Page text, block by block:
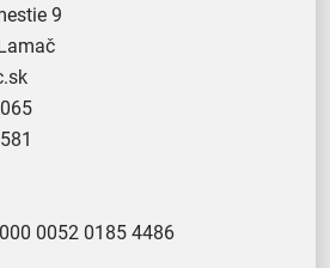
9
0052 0185 4486